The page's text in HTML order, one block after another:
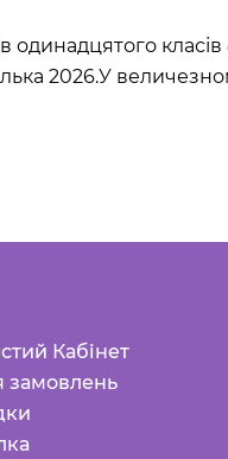
класів
2026.У
Кабінет
замовлень